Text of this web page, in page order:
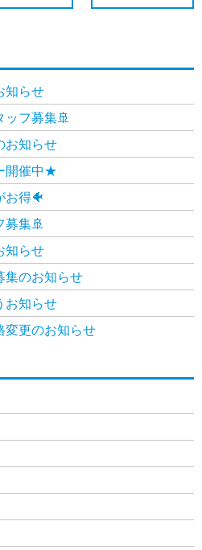
知らせ
ッフ募集🚢
お知らせ
開催中★
お得🐠
募集🚢
知らせ
集のお知らせ
お知らせ
変更のお知らせ